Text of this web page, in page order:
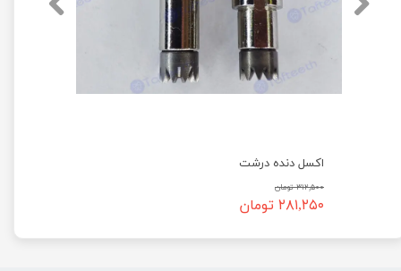
اکسل دنده درشت
۳۱۲,۵۰۰ تومان
۲۸۱,۲۵۰ تومان